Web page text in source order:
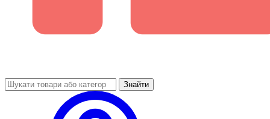
Знайти